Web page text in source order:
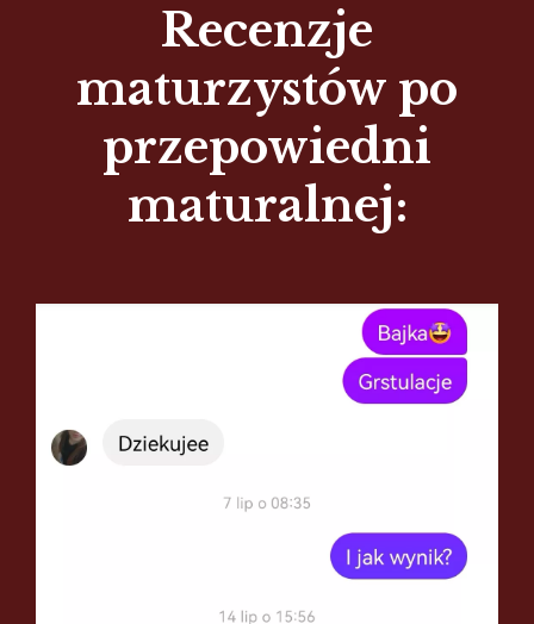
Recenzje
maturzystów po
przepowiedni
maturalnej: